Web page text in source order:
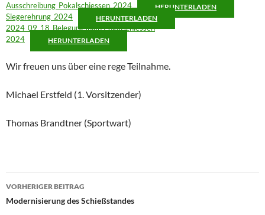
Ausschreibung_Pokalschiessen_2024 HERUNTERLADEN
Siegerehrung_2024 HERUNTERLADEN
2024_09_18_Belegungsplan Pokalschiessen
2024
HERUNTERLADEN
Wir freuen uns über eine rege Teilnahme.
Michael Erstfeld (1. Vorsitzender)
Thomas Brandtner (Sportwart)
Beitragsnavigation
VORHERIGER BEITRAG
Modernisierung des Schießstandes